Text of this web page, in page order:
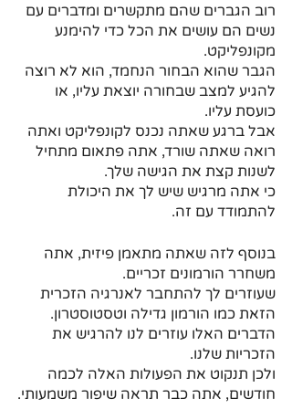
רוב הגברים שהם מתקשרים ומדברים עם
נשים הם עושים את הכל כדי להימנע
מקונפליקט.
הגבר שהוא הבחור הנחמד, הוא לא רוצה
להגיע למצב שבחורה יוצאת עליו, או
כועסת עליו.
אבל ברגע שאתה נכנס לקונפליקט ואתה
רואה שאתה שורד, אתה פתאום מתחיל
לשנות קצת את הגישה שלך.
כי אתה מרגיש שיש לך את היכולת
להתמודד עם זה.
בנוסף לזה שאתה מתאמן פיזית, אתה
משחרר הורמונים זכריים.
שעוזרים לך להתחבר לאנרגיה הזכרית
הזאת כמו הורמון גדילה וטסטוסטרון.
הדברים האלו עוזרים לנו להרגיש את
הזכריות שלנו.
ולכן תנקוט את הפעולות האלה לכמה
חודשים, אתה כבר תראה שיפור משמעותי.